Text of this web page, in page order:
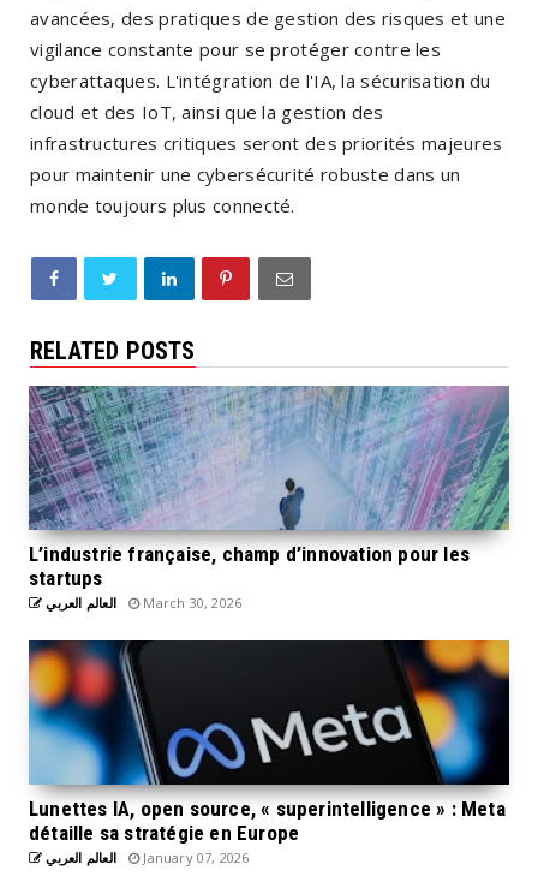
avancées, des pratiques de gestion des risques et une
vigilance constante pour se protéger contre les
cyberattaques. L'intégration de l'IA, la sécurisation du
cloud et des IoT, ainsi que la gestion des
infrastructures critiques seront des priorités majeures
pour maintenir une cybersécurité robuste dans un
monde toujours plus connecté.
RELATED POSTS
L’industrie française, champ d’innovation pour les
startups
العالم العربي March 30, 2026
Lunettes IA, open source, « superintelligence » : Meta
détaille sa stratégie en Europe
العالم العربي January 07, 2026